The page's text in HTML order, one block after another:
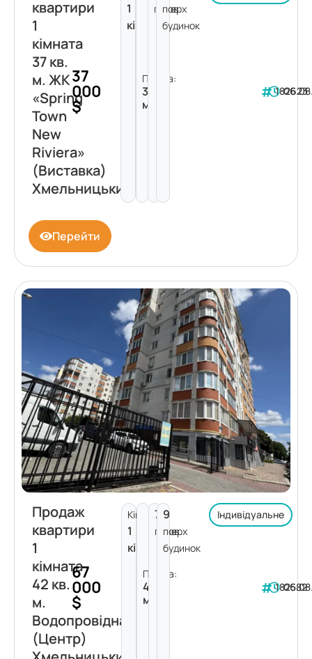
квартири
1
кімната
37 кв.
м. ЖК
«Spring
Town
New
Riviera»
(Виставка)
Хмельницький
37
000
$
1
кімната
Площа:
37
м²
поверх
пов.
будинок
182623
Перейти
Продаж
квартири
1
кімната
42 кв.
м.
Водопровідна
(Центр)
67
000
$
Кімнат:
1
кімната
Площа:
42
м²
7
поверх
9
пов.
будинок
Індивідуальне
182582